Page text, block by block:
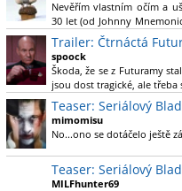
Komiksy to mají
(DC nebo MCU to je buřt) ,
Držím tomu palce.
Nevěřím vlastním očím a
30 let (od Johnny
Gibson a co je jeho
který pojem cyberpunk
nikoliv fanouška žánru)
nástupců", kteří přišli
Altered Carbon, Blade
konečně vzpomene i na
Teď už nezbývá nic jiného
to
. Plus kudos za
Trailer: Čtrnáctá
spoock
Škoda, že se z Futuramy
jsou dost tragické, ale třeba
Nedávno začala vycházet
že se na to dá opět koukat.
Teaser: Seriálový
mimomisu
No...ono se dotáčelo ještě
Teaser: Seriálový
MILFhunter69